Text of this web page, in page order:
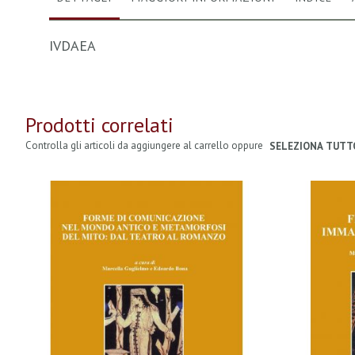
IVDAEA
Prodotti correlati
Controlla gli articoli da aggiungere al carrello oppure SELEZIONA